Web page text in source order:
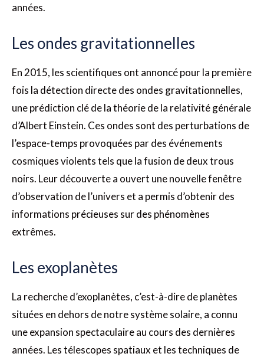
années.
Les ondes gravitationnelles
En 2015, les scientifiques ont annoncé pour la première
fois la détection directe des ondes gravitationnelles,
une prédiction clé de la théorie de la relativité générale
d’Albert Einstein. Ces ondes sont des perturbations de
l’espace-temps provoquées par des événements
cosmiques violents tels que la fusion de deux trous
noirs. Leur découverte a ouvert une nouvelle fenêtre
d’observation de l’univers et a permis d’obtenir des
informations précieuses sur des phénomènes
extrêmes.
Les exoplanètes
La recherche d’exoplanètes, c’est-à-dire de planètes
situées en dehors de notre système solaire, a connu
une expansion spectaculaire au cours des dernières
années. Les télescopes spatiaux et les techniques de